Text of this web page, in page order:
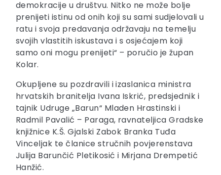
demokracije u društvu. Nitko ne može bolje
prenijeti istinu od onih koji su sami sudjelovali u
ratu i svoja predavanja održavaju na temelju
svojih vlastitih iskustava i s osjećajem koji
samo oni mogu prenijeti“ – poručio je župan
Kolar.
Okupljene su pozdravili i izaslanica ministra
hrvatskih branitelja Ivana Iskrić, predsjednik i
tajnik Udruge „Barun“ Mladen Hrastinski i
Radmil Pavalić – Paraga, ravnateljica Gradske
knjižnice K.Š. Gjalski Zabok Branka Tuđa
Vinceljak te članice stručnih povjerenstava
Julija Barunčić Pletikosić i Mirjana Drempetić
Hanžić.